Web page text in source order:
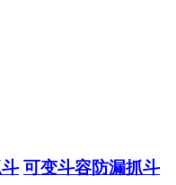
可变斗容防漏抓斗